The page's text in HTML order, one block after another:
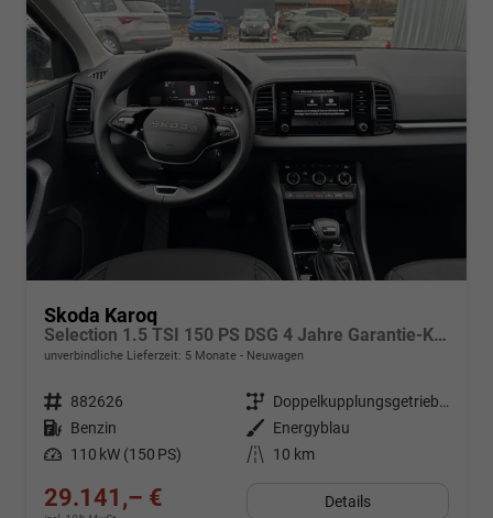
Skoda Karoq
Selection 1.5 TSI 150 PS DSG 4 Jahre Garantie-Keyless Start-AppleCarPlay-AndroidAuto-Sunset-Tempomat-2-Zonen-Klima-16''Alu
unverbindliche Lieferzeit: 5 Monate Neuwagen
Fahrzeugnr. 882626 Getriebe
Doppelkupplungsgetriebe (DSG)
Kraftstoff Benzin Außenfarbe
Energyblau
Leistung 110 kW (150 PS) Kilometerstand 10 km
29.141,– € Details